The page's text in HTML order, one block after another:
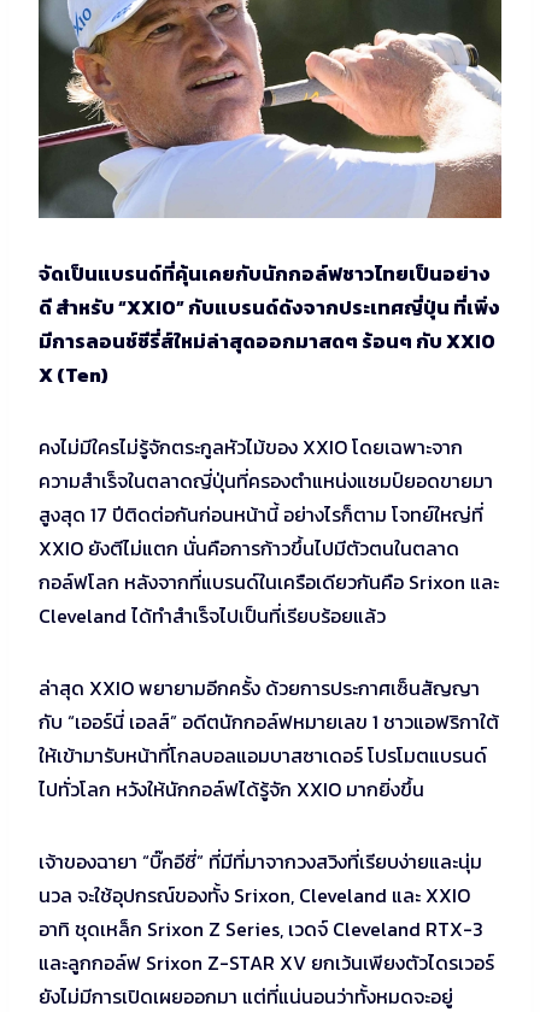
จัดเป็นแบรนด์ที่คุ้นเคยกับนักกอล์ฟชาวไทยเป็นอย่าง
ดี สำหรับ “XXIO” กับแบรนด์ดังจากประเทศญี่ปุ่น ที่เพิ่ง
มีการลอนช์ซีรี่ส์ใหม่ล่าสุดออกมาสดๆ ร้อนๆ กับ XXIO
X (Ten)
คงไม่มีใครไม่รู้จักตระกูลหัวไม้ของ XXIO โดยเฉพาะจาก
ความสำเร็จในตลาดญี่ปุ่นที่ครองตำแหน่งแชมป์ยอดขายมา
สูงสุด 17 ปีติดต่อกันก่อนหน้านี้ อย่างไรก็ตาม โจทย์ใหญ่ที่
XXIO ยังตีไม่แตก นั่นคือการก้าวขึ้นไปมีตัวตนในตลาด
กอล์ฟโลก หลังจากที่แบรนด์ในเครือเดียวกันคือ Srixon และ
Cleveland ได้ทำสำเร็จไปเป็นที่เรียบร้อยแล้ว
ล่าสุด XXIO พยายามอีกครั้ง ด้วยการประกาศเซ็นสัญญา
กับ “เออร์นี่ เอลส์” อดีตนักกอล์ฟหมายเลข 1 ชาวแอฟริกาใต้
ให้เข้ามารับหน้าที่โกลบอลแอมบาสซาเดอร์ โปรโมตแบรนด์
ไปทั่วโลก หวังให้นักกอล์ฟได้รู้จัก XXIO มากยิ่งขึ้น
เจ้าของฉายา “บิ๊กอีซี่” ที่มีที่มาจากวงสวิงที่เรียบง่ายและนุ่ม
นวล จะใช้อุปกรณ์ของทั้ง Srixon, Cleveland และ XXIO
อาทิ ชุดเหล็ก Srixon Z Series, เวดจ์ Cleveland RTX-3
และลูกกอล์ฟ Srixon Z-STAR XV ยกเว้นเพียงตัวไดรเวอร์
ยังไม่มีการเปิดเผยออกมา แต่ที่แน่นอนว่าทั้งหมดจะอยู่